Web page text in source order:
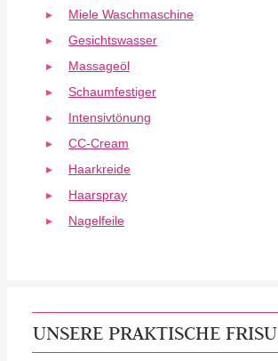
Miele Waschmaschine
Gesichtswasser
Massageöl
Schaumfestiger
Intensivtönung
CC-Cream
Haarkreide
Haarspray
Nagelfeile
UNSERE PRAKTISCHE